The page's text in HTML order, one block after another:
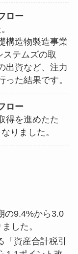
ロー
構造物製造事業
ステムズの取
出資など、注力
た結果です。
ロー
得を進めたた
りました。
の9.4%から3.0
した。
「資産合計税引